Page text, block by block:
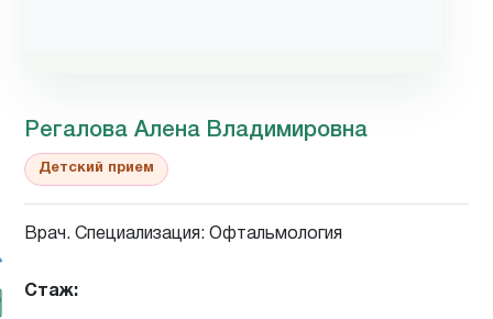
Регалова Алена Владимировна
Детский прием
Врач. Специализация: Офтальмология
Стаж: